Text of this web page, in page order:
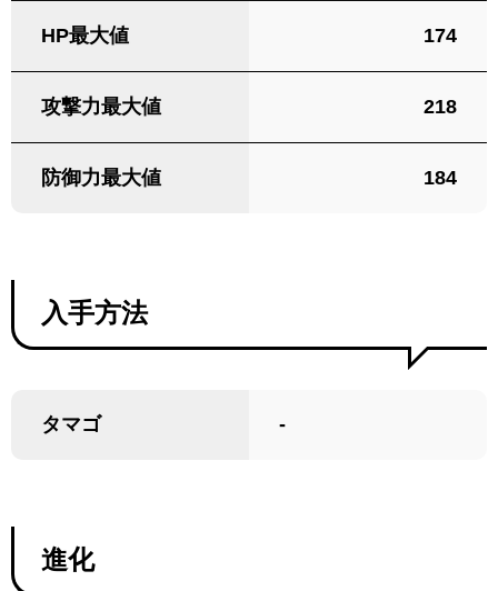
HP最大値 174
攻撃力最大値 218
防御力最大値 184
入手方法
タマゴ -
進化